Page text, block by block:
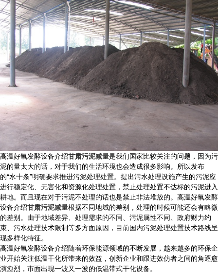
高温好氧发酵设备介绍甘肃污泥减量是我们国家比较关注的问题，因为污
泥的量太大的话，对于我们的生活环境也会造成很多影响。所以发布
的“水十条”明确要求推进污泥处理处置。提出污水处理设施产生的污泥应
进行稳定化、无害化和资源化处理处置，禁止处理处置不达标的污泥进入
耕地。而且现在对于污泥不处理的话也是禁止非法堆放的。高温好氧发酵
设备介绍甘肃污泥减量根据不同地域的差别，处理的时候可能还会有略微
的差别。由于地域差异、处理需求的不同、污泥属性不同、政府财力约
束、污水处理技术限制等多方面原因，目前国内污泥处理处置技术路线呈
现多样化特征。
高温好氧发酵设备介绍随着环保能源领域的不断发展，越来越多的环保企
业开始关注低温干化所带来的效益，创新企业和跟进效仿者之间的角逐愈
演愈烈，市面出现一波又一波的低温带式干化设备。